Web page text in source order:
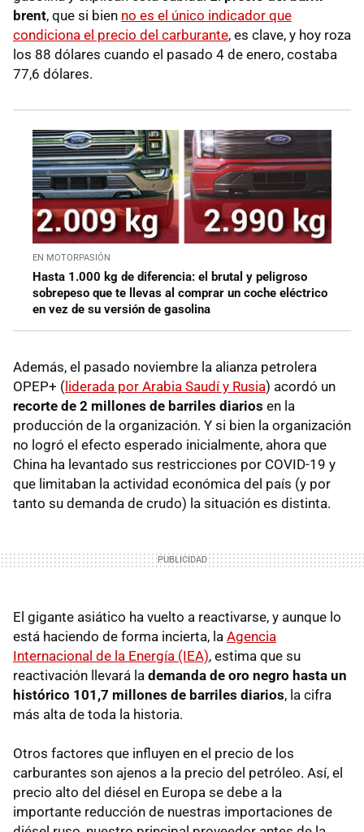
brent, que si bien no es el único indicador que
condiciona el precio del carburante, es clave, y hoy roza
los 88 dólares cuando el pasado 4 de enero, costaba
77,6 dólares.
EN MOTORPASIÓN
Hasta 1.000 kg de diferencia: el brutal y peligroso
sobrepeso que te llevas al comprar un coche eléctrico
en vez de su versión de gasolina
Además, el pasado noviembre la alianza petrolera
OPEP+ (liderada por Arabia Saudí y Rusia) acordó un
recorte de 2 millones de barriles diarios en la
producción de la organización. Y si bien la organización
no logró el efecto esperado inicialmente, ahora que
China ha levantado sus restricciones por COVID-19 y
que limitaban la actividad económica del país (y por
tanto su demanda de crudo) la situación es distinta.
El gigante asiático ha vuelto a reactivarse, y aunque lo
está haciendo de forma incierta, la Agencia
Internacional de la Energía (IEA), estima que su
reactivación llevará la demanda de oro negro hasta un
histórico 101,7 millones de barriles diarios, la cifra
más alta de toda la historia.
Otros factores que influyen en el precio de los
carburantes son ajenos a la precio del petróleo. Así, el
precio alto del diésel en Europa se debe a la
importante reducción de nuestras importaciones de